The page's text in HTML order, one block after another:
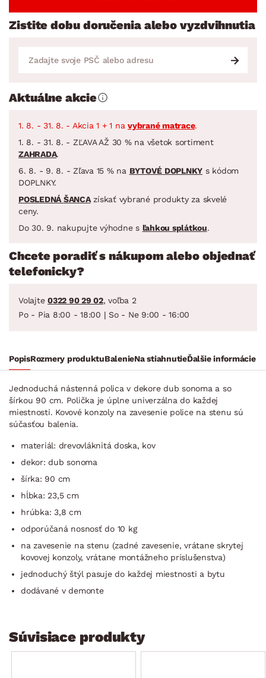
Zistite dobu doručenia alebo vyzdvihnutia
Aktuálne akcie
1. 8. - 31. 8. - Akcia 1 + 1 na vybrané matrace.
1. 8. - 31. 8. - ZĽAVA AŽ 30 % na všetok sortiment
ZAHRADA.
6. 8. - 9. 8. - Zľava 15 % na BYTOVÉ DOPLNKY s kódom
DOPLNKY.
POSLEDNÁ ŠANCAzískať vybrané produkty za skvelé
ceny.
Do 30. 9. nakupujte výhodne s ľahkou splátkou.
Chcete poradiť s nákupom alebo objednať
telefonicky?
Volajte 0322 90 29 02, voľba 2
Po - Pia 8:00 - 18:00 | So - Ne 9:00 - 16:00
PopisRozmery produktuBalenieNa stiahnutieĎalšie informácie
Jednoduchá nástenná polica v dekore dub sonoma a so
šírkou 90 cm. Polička je úplne univerzálna do každej
miestnosti. Kovové konzoly na zavesenie police na stenu sú
súčasťou balenia.
materiál: drevovláknitá doska, kov
dekor: dub sonoma
šírka: 90 cm
hĺbka: 23,5 cm
hrúbka: 3,8 cm
odporúčaná nosnosť do 10 kg
na zavesenie na stenu (zadné zavesenie, vrátane skrytej
kovovej konzoly, vrátane montážneho príslušenstva)
jednoduchý štýl pasuje do každej miestnosti a bytu
dodávané v demonte
Súvisiace produkty